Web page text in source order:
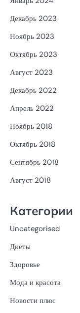
Декабрь 2023
Ноябрь 2023
Октябрь 2023
Август 2023
Декабрь 2022
Апрель 2022
Ноябрь 2018
Октябрь 2018
Сентябрь 2018
Август 2018
Категории
Uncategorised
Диеты
Здоровье
Мода и красота
Новости плюс